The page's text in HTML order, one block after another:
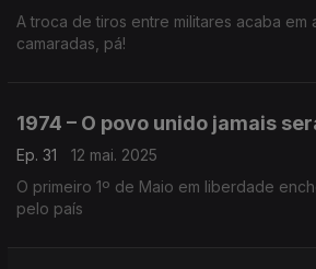
A troca de tiros entre militares acaba em
camaradas, pá!
1974 – O povo unido jamais
Ep. 31
12 mai. 2025
O primeiro 1º de Maio em liberdade
pelo país